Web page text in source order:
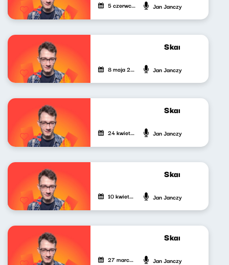
5 czerwca 2026 Jan Janczy
Skandynawskim
8 maja 2026 Jan Janczy
Skandynawskim
24 kwietnia 2026 Jan Janczy
Skandynawskim
10 kwietnia 2026 Jan Janczy
Skandynawskim
27 marca 2026 Jan Janczy